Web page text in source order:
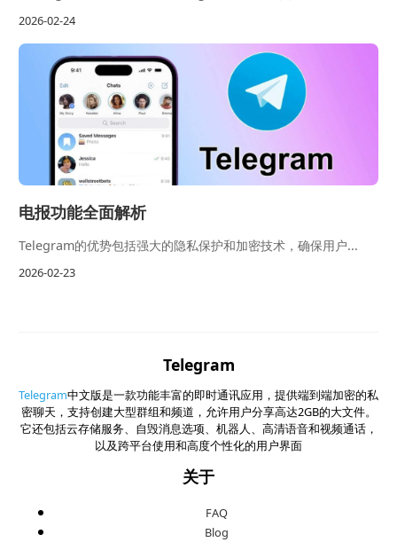
2026-02-24
电报功能全面解析
Telegram的优势包括强大的隐私保护和加密技术，确保用户...
2026-02-23
Telegram
Telegram中文版是一款功能丰富的即时通讯应用，提供端到端加密的私
密聊天，支持创建大型群组和频道，允许用户分享高达2GB的大文件。
它还包括云存储服务、自毁消息选项、机器人、高清语音和视频通话，
以及跨平台使用和高度个性化的用户界面
关于
FAQ
Blog